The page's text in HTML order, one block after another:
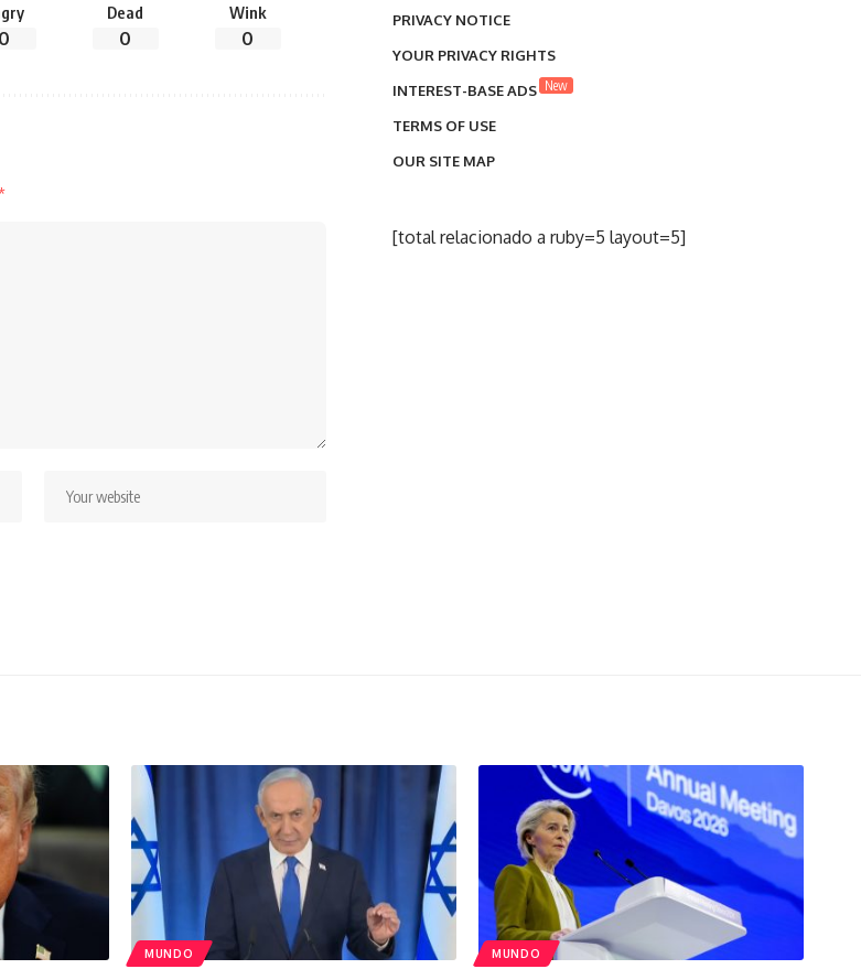
0
Dead
0
Wink
0
PRIVACY NOTICE
YOUR PRIVACY RIGHTS
INTEREST-BASE ADS New
TERMS OF USE
OUR SITE MAP
[total relacionado a ruby=5 layout=5]
MUNDO MUNDO